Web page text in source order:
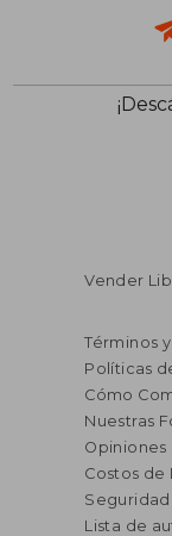
Vender
Términos
Políticas
Cómo
Nuestras
Costos de
Lista de